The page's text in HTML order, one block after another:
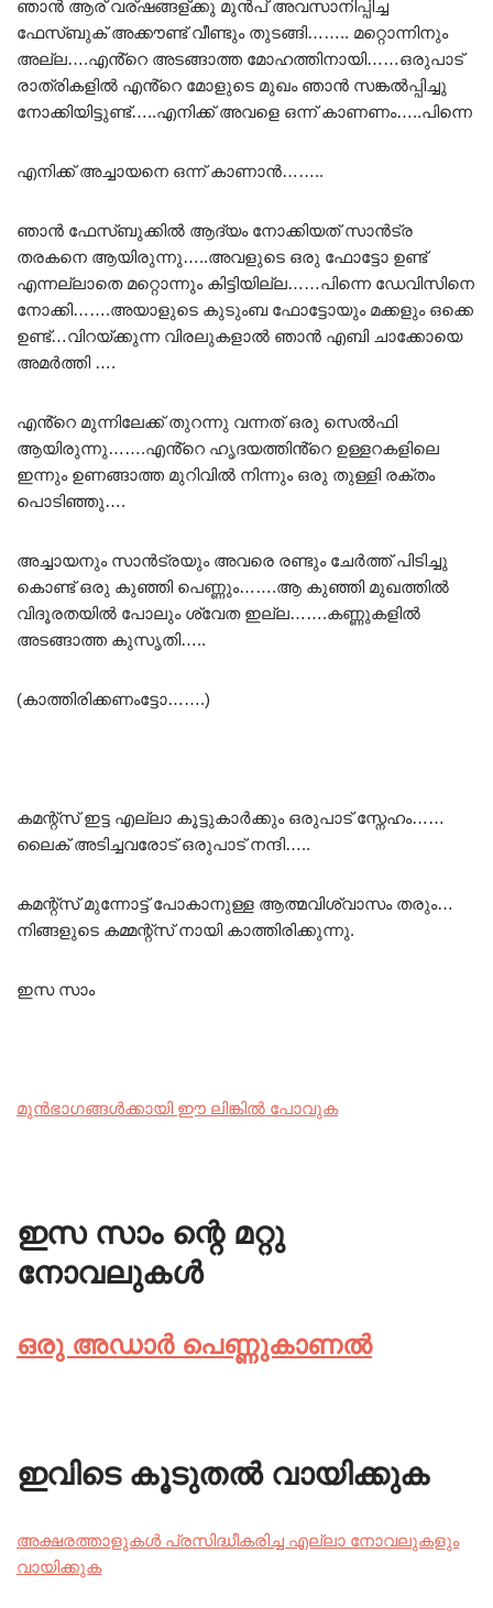
ഞാൻ ആര് വര്ഷങ്ങള്ക്കു മുൻപ് അവസാനിപ്പിച്ച
ഫേസ്ബുക് അക്കൗണ്ട് വീണ്ടും തുടങ്ങി…….. മറ്റൊന്നിനും
അല്ല….എൻ്റെ അടങ്ങാത്ത മോഹത്തിനായി……ഒരുപാട്
രാത്രികളിൽ എൻ്റെ മോളുടെ മുഖം ഞാൻ സങ്കൽപ്പിച്ചു
നോക്കിയിട്ടുണ്ട്…..എനിക്ക് അവളെ ഒന്ന് കാണണം…..പിന്നെ
എനിക്ക് അച്ചായനെ ഒന്ന് കാണാൻ……..
ഞാൻ ഫേസ്ബുക്കിൽ ആദ്യം നോക്കിയത് സാൻട്ര
തരകനെ ആയിരുന്നു…..അവളുടെ ഒരു ഫോട്ടോ ഉണ്ട്
എന്നല്ലാതെ മറ്റൊന്നും കിട്ടിയില്ല……പിന്നെ ഡേവിസിനെ
നോക്കി…….അയാളുടെ കുടുംബ ഫോട്ടോയും മക്കളും ഒക്കെ
ഉണ്ട്…വിറയ്ക്കുന്ന വിരലുകളാൽ ഞാൻ എബി ചാക്കോയെ
അമർത്തി ….
എൻ്റെ മുന്നിലേക്ക് തുറന്നു വന്നത് ഒരു സെൽഫി
ആയിരുന്നു…….എൻ്റെ ഹൃദയത്തിൻ്റെ ഉള്ളറകളിലെ
ഇന്നും ഉണങ്ങാത്ത മുറിവിൽ നിന്നും ഒരു തുള്ളി രക്തം
പൊടിഞ്ഞു….
അച്ചായനും സാൻട്രയും അവരെ രണ്ടും ചേർത്ത് പിടിച്ചു
കൊണ്ട് ഒരു കുഞ്ഞി പെണ്ണും…….ആ കുഞ്ഞി മുഖത്തിൽ
വിദൂരതയിൽ പോലും ശ്വേത ഇല്ല…….കണ്ണുകളിൽ
അടങ്ങാത്ത കുസൃതി…..
(കാത്തിരിക്കണംട്ടോ…….)
കമന്റ്സ് ഇട്ട എല്ലാ കൂട്ടുകാർക്കും ഒരുപാട് സ്നേഹം……
ലൈക് അടിച്ചവരോട് ഒരുപാട് നന്ദി…..
കമന്റ്സ് മുന്നോട്ട് പോകാനുള്ള ആത്മവിശ്വാസം തരും…
നിങ്ങളുടെ കമ്മന്റ്സ് നായി കാത്തിരിക്കുന്നു.
ഇസ സാം
മുൻഭാഗങ്ങൾക്കായി ഈ ലിങ്കിൽ പോവുക
ഇസ സാം ന്റെ മറ്റു
നോവലുകൾ
ഒരു അഡാർ പെണ്ണുകാണൽ
ഇവിടെ കൂടുതൽ വായിക്കുക
അക്ഷരത്താളുകൾ പ്രസിദ്ധീകരിച്ച എല്ലാ നോവലുകളും
വായിക്കുക